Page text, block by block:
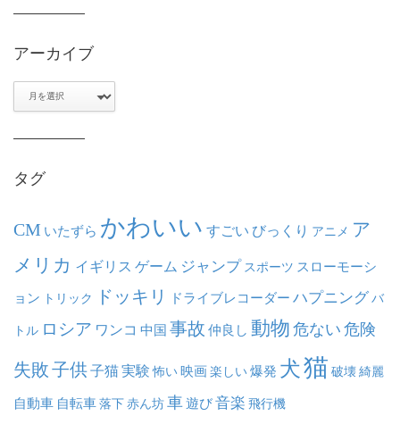
アーカイブ
タグ
CM いたずら かわいい すごい びっくり アニメ ア
メリカ イギリス ゲーム ジャンプ スポーツ スローモーシ
ョン トリック ドッキリ ドライブレコーダー ハプニング バ
トル ロシア ワンコ 中国 事故 仲良し 動物 危ない 危険
失敗子供子猫実験 怖い映画楽しい爆発 犬猫 破壊綺麗
自動車 自転車落下赤ん坊車遊び音楽 飛行機